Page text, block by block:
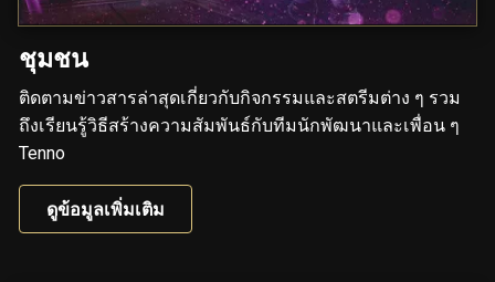
ชุมชน
ติดตามข่าวสารล่าสุดเกี่ยวกับกิจกรรมและสตรีมต่าง ๆ รวม
ถึงเรียนรู้วิธีสร้างความสัมพันธ์กับทีมนักพัฒนาและเพื่อน ๆ
Tenno
ดูข้อมูลเพิ่มเติม